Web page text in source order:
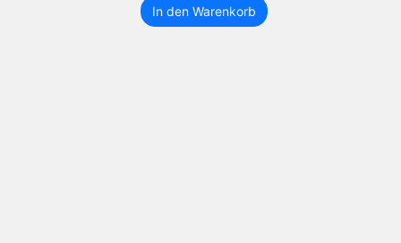
Indien
In den Warenkorb